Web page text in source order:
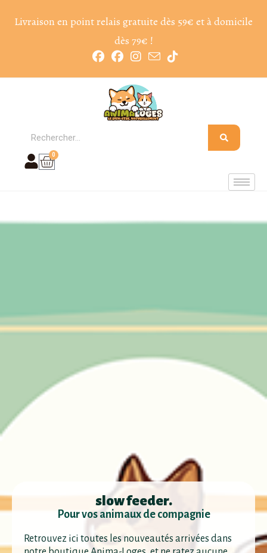
Livraison en point relais gratuite dès 59€ et à domicile
dès 79€ !
0
slow feeder.
Pour vos animaux de compagnie
Retrouvez ici toutes les nouveautés arrivées dans